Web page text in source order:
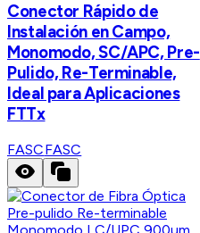
Conector Rápido de
Instalación en Campo,
Monomodo, SC/APC, Pre-
Pulido, Re-Terminable,
Ideal para Aplicaciones
FTTx
FASCFASC